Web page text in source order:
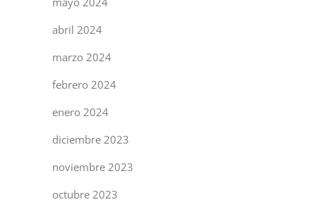
abril 2024
marzo 2024
febrero 2024
enero 2024
diciembre 2023
noviembre 2023
octubre 2023